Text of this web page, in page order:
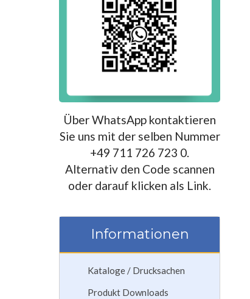
Über WhatsApp kontaktieren
Sie uns mit der selben Nummer
+49 711 726 723 0.
Alternativ den Code scannen
oder darauf klicken als Link.
Informationen
Kataloge / Drucksachen
Produkt Downloads